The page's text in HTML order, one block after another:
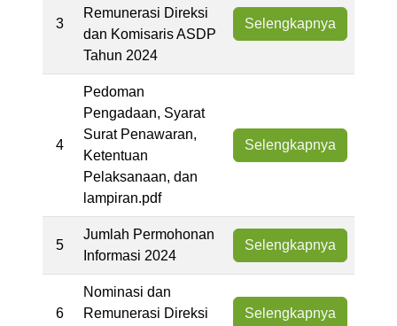
3
Remunerasi Direksi
dan Komisaris ASDP
Tahun 2024
Selengkapnya
4
Pedoman
Pengadaan, Syarat
Surat Penawaran,
Ketentuan
Pelaksanaan, dan
lampiran.pdf
Selengkapnya
5
Jumlah Permohonan
Informasi 2024
Selengkapnya
6
Nominasi dan
Remunerasi Direksi
Selengkapnya